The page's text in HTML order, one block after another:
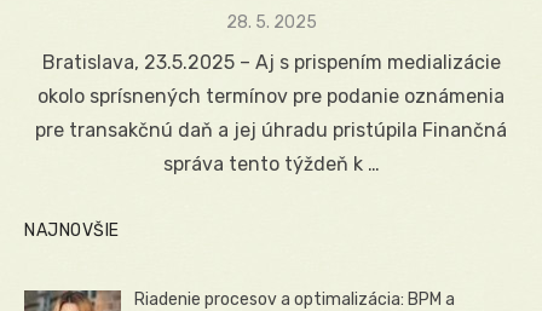
Posted
28. 5. 2025
Bratislava, 23.5.2025 – Aj s prispením medializácie
okolo sprísnených termínov pre podanie oznámenia
pre transakčnú daň a jej úhradu pristúpila Finančná
správa tento týždeň k …
NAJNOVŠIE
Riadenie procesov a optimalizácia: BPM a